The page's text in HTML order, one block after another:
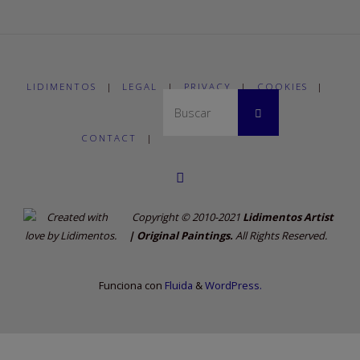
LIDIMENTOS | LEGAL | PRIVACY | COOKIES |
CONTACT |
Buscar
Copyright © 2010-2021 Lidimentos Artist
| Original Paintings. All Rights Reserved.
Funciona con Fluida &WordPress.